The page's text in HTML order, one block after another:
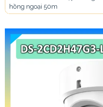
hồng ngoại 50m